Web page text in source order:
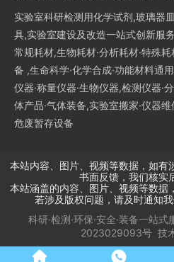
实验室科研检测用化学试剂,玻璃器
具,实验室建设及改造一站式创新服
常规耗材,生物耗材·分析耗材·特殊
备 ,生命科学·化学合成·功能材料通
仪器·称量仪器·生物仪器,检测仪器·
体产品·气体装备,实验室搬家·仪器
危废暂存设备
本站内容、图片、视频等数据，如有
书面反馈，我们核实
本站涵盖的内容、图片、视频等数据
若涉及版权问题，请及时通知
科研·检测·环保·安全·装备一站式
2023029093号 技